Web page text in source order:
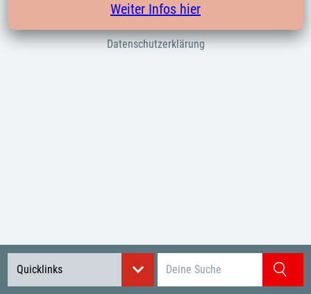
Quicklinks
Suchbegriff eingeben
Datenschutzerklärung
Weiter Infos hier